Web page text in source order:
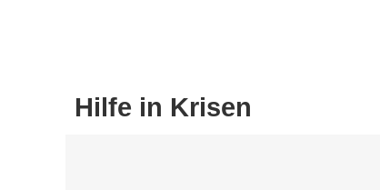
Hilfe in Krisen